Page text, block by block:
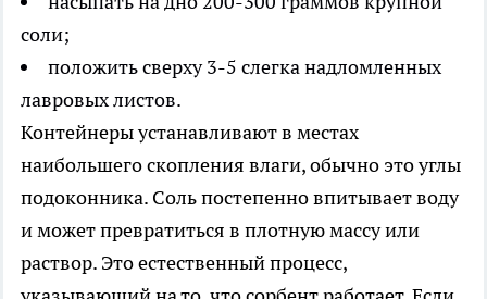
соли;
положить сверху 3-5 слегка надломленных
лавровых листов.
Контейнеры устанавливают в местах
наибольшего скопления влаги, обычно это углы
подоконника. Соль постепенно впитывает воду
и может превратиться в плотную массу или
раствор. Это естественный процесс,